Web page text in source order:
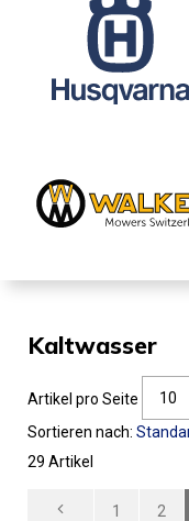
Kaltwasser
Artikel pro Seite 10
Sortieren nach:
29 Artikel
1 2